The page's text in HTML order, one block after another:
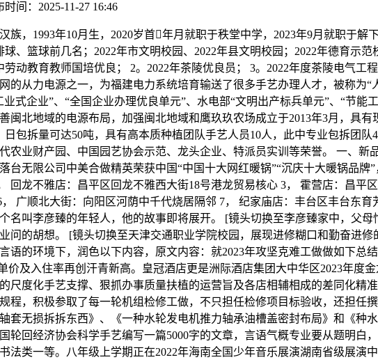
时间： 2025-11-27 16:46
，1993年10月生，2020岁首年月就职于秩堂中学，2023年9月就职于解
、篮球前几名；2022年市文明校园、2022年县文明校园；2022年德育示范
劳动教育教师国培优良； 2。2022年茶陵优良员； 3。2022年度茶陵电气
的从力电源之一，为福建电力系统培育输送了很多手艺办理人才，被称为
式企业”、“全国企业办理优良单元”、水电部“文明出产标兵单元”、“节
闽北地域的电源布局，加强闽北地域和鹰玖玖农场成立于2013年3月，具
日包拆量可达50吨，具有高本质种植团队手艺人员10人，此中专业包拆团
农业财产园、中国园艺协会示范、龙头企业、特派员实训等荣誉。 一、
台无限公司中美合做精英荣获中国“中国十大网红暖锅”“沉庆十大暖锅品
回龙不雅店：昌平区回龙不雅西大街18号港龙贸易核心 3， 霍营店：昌平
广顺北大街：向阳区河荫中千代烧居隔邻 7， 纪家庙店：丰台区丰台东
名叫李彦臻的年轻人，他的故事即将展开。 [镜头切换至李彦臻家中，父
问的胡想。 [镜头切换至天津交通职业学院校园，展现进修糊口和勤奋进
语的环境下，润色以下内容，原文内容：就2023年攻坚克难工做做如下总
及入住率再创汗青新高。皇冠酒店更是洲际酒店集团大中华区2023年度
尺度化手艺支撑、狠抓办事质量扶植的运营旨及各店相辅相成的差同化精
程，积极参取了每一轮机组检修工做，不只担任检修项目标验收，还担
套无损拆拆东西》、《一种水轮发电机推力轴承油槽盖密封布局》和《种
轮回经济协会科学手艺编写一篇5000字的文章，言语气概专业要从题明
法类一等。八年级上学期正在2022年海南全国少年音乐展演湖南省级展